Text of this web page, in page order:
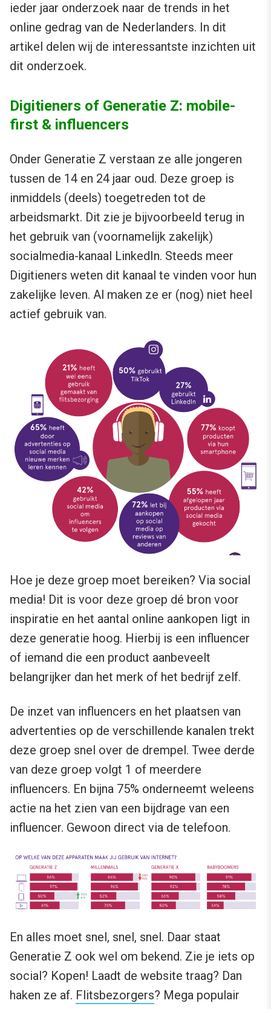
ieder jaar onderzoek naar de trends in het
online gedrag van de Nederlanders. In dit
artikel delen wij de interessantste inzichten uit
dit onderzoek.
Digitieners of Generatie Z: mobile-
first & influencers
Onder Generatie Z verstaan ze alle jongeren
tussen de 14 en 24 jaar oud. Deze groep is
inmiddels (deels) toegetreden tot de
arbeidsmarkt. Dit zie je bijvoorbeeld terug in
het gebruik van (voornamelijk zakelijk)
socialmedia-kanaal LinkedIn. Steeds meer
Digitieners weten dit kanaal te vinden voor hun
zakelijke leven. Al maken ze er (nog) niet heel
actief gebruik van.
Hoe je deze groep moet bereiken? Via social
media! Dit is voor deze groep dé bron voor
inspiratie en het aantal online aankopen ligt in
deze generatie hoog. Hierbij is een influencer
of iemand die een product aanbeveelt
belangrijker dan het merk of het bedrijf zelf.
De inzet van influencers en het plaatsen van
advertenties op de verschillende kanalen trekt
deze groep snel over de drempel. Twee derde
van deze groep volgt 1 of meerdere
influencers. En bijna 75% onderneemt weleens
actie na het zien van een bijdrage van een
influencer. Gewoon direct via de telefoon.
En alles moet snel, snel, snel. Daar staat
Generatie Z ook wel om bekend. Zie je iets op
social? Kopen! Laadt de website traag? Dan
haken ze af. Flitsbezorgers? Mega populair